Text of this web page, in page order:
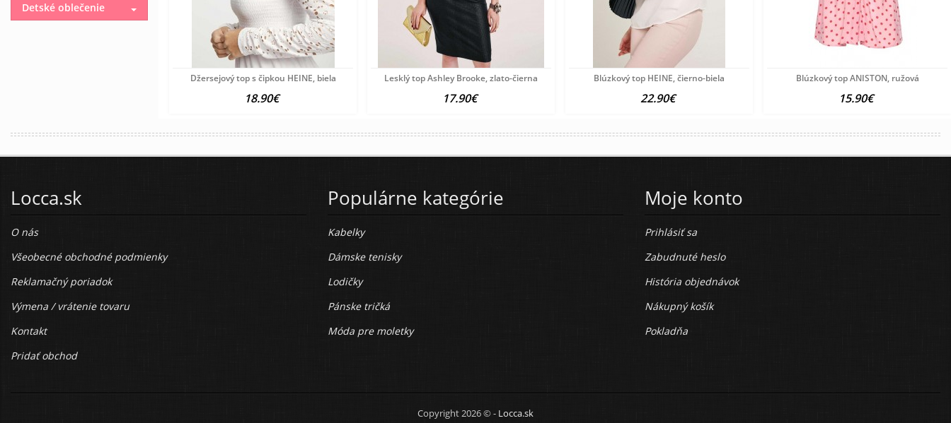
Džersejový top s čipkou HEINE, biela
18.90€
Lesklý top Ashley Brooke, zlato-čierna
17.90€
Blúzkový top HEINE, čierno-biela
22.90€
Blúzkový top ANISTON, ružová
15.90€
Detské oblečenie
Locca.sk
O nás
Všeobecné obchodné podmienky
Reklamačný poriadok
Výmena / vrátenie tovaru
Kontakt
Pridať obchod
Populárne kategórie
Kabelky
Dámske tenisky
Lodičky
Pánske tričká
Móda pre moletky
Moje konto
Prihlásiť sa
Zabudnuté heslo
História objednávok
Nákupný košík
Pokladňa
Copyright 2026 © - Locca.sk